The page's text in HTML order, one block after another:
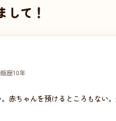
して！
歴10年
赤ちゃんを預けるところもない